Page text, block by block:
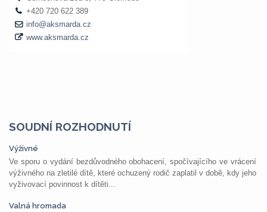
SOUDNÍ ROZHODNUTÍ
Výživné
Ve sporu o vydání bezdůvodného obohacení, spočívajícího ve vrácení
výživného na zletilé dítě, které ochuzený rodič zaplatil v době, kdy jeho
vyživovací povinnost k dítěti...
Valná hromada